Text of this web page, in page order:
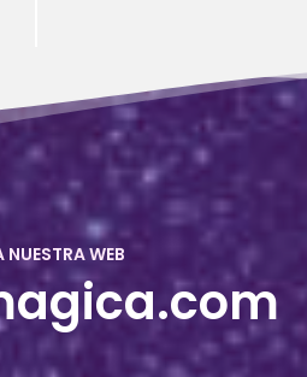
NUESTRA WEB